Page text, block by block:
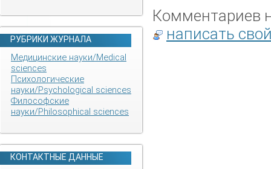
РУБРИКИ ЖУРНАЛА
Медицинские науки/Medical
sciences
Психологические
науки/Psychological sciences
Философские
науки/Philosophical sciences
КОНТАКТНЫЕ ДАННЫЕ
Комментариев
написать